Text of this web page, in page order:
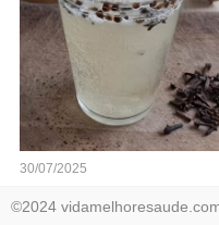
30/07/2025
©2024